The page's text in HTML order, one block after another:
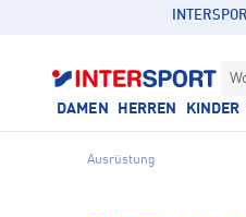
DAMEN HERREN KINDER
Ausrüstung